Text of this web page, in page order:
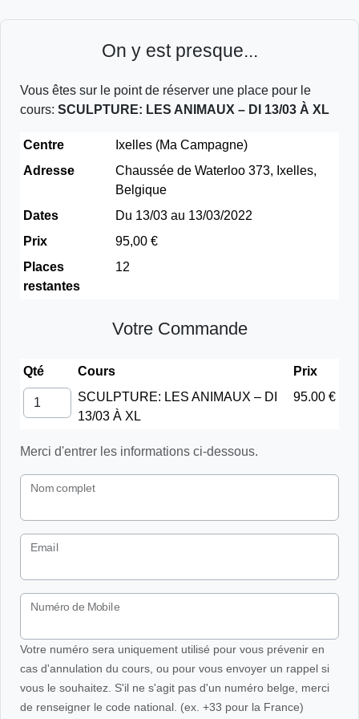
On y est presque...
Vous êtes sur le point de réserver une place pour le
cours: SCULPTURE: LES ANIMAUX – DI 13/03 À XL
Centre
Ixelles (Ma Campagne)
Adresse
Chaussée de Waterloo 373, Ixelles,
Belgique
Dates
Du 13/03 au 13/03/2022
Prix
95,00 €
Places
restantes
12
Votre Commande
Qté Cours
Prix
SCULPTURE: LES ANIMAUX – DI
13/03 À XL
95.00 €
Merci d'entrer les informations ci-dessous.
Nom complet
Email
Numéro de Mobile
Votre numéro sera uniquement utilisé pour vous prévenir en
cas d'annulation du cours, ou pour vous envoyer un rappel si
vous le souhaitez. S'il ne s'agit pas d'un numéro belge, merci
de renseigner le code national. (ex. +33 pour la France)